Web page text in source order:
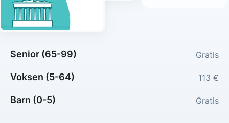
Senior (65-99) Gratis
Voksen (5-64) 113 €
Barn (0-5) Gratis